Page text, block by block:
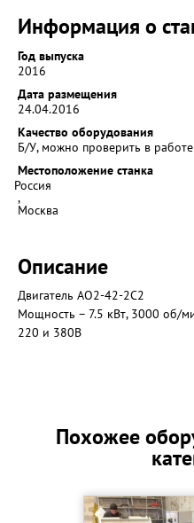
Информация о
Год выпуска
2016
Дата размещения
24.04.2016
Качество оборудования
Б/У, можно проверить в работе
Местоположение станка
Россия
,
Москва
Описание
Двигатель АО2-42-2С2
Мощность – 7.5 кВт, 3000 об/
220 и 380В
Похожее